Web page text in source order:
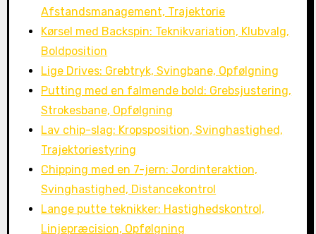
Afstandsmanagement, Trajektorie
Kørsel med Backspin: Teknikvariation, Klubvalg,
Boldposition
Lige Drives: Grebtryk, Svingbane, Opfølgning
Putting med en falmende bold: Grebsjustering,
Strokesbane, Opfølgning
Lav chip-slag: Kropsposition, Svinghastighed,
Trajektoriestyring
Chipping med en 7-jern: Jordinteraktion,
Svinghastighed, Distancekontrol
Lange putte teknikker: Hastighedskontrol,
Linjepræcision, Opfølgning